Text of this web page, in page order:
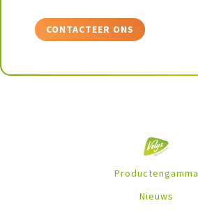
CONTACTEER ONS
Productengamma
Nieuws